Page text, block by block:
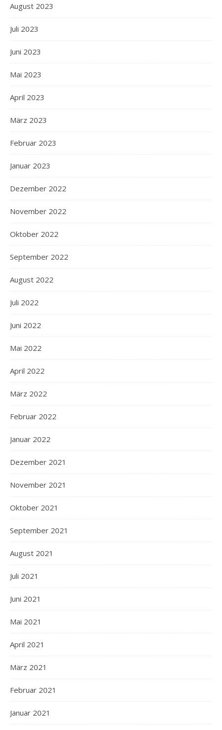
August 2023
Juli 2023
Juni 2023
Mai 2023
April 2023
März 2023
Februar 2023
Januar 2023
Dezember 2022
November 2022
Oktober 2022
September 2022
August 2022
Juli 2022
Juni 2022
Mai 2022
April 2022
März 2022
Februar 2022
Januar 2022
Dezember 2021
November 2021
Oktober 2021
September 2021
August 2021
Juli 2021
Juni 2021
Mai 2021
April 2021
März 2021
Februar 2021
Januar 2021